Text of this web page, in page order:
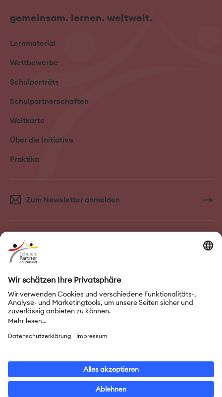
gemeinsam. lernen. weltweit.
Lernmaterial
Wettbewerbe
Schulporträts
Schulpartnerschaften
Weltkarte
Über die Initiative
Praktika
Zum Newsletter anmelden
FAQ–Häufige Fragen Kontakt
Nutzungsbedingungen
Datenschutz
Privatsphäre-Einstellungen
Leichte Sprache
Erklärung zur Barrierefreiheit